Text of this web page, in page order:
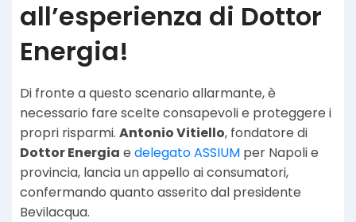
all’esperienza di Dottor
Energia!
Di fronte a questo scenario allarmante, è
necessario fare scelte consapevoli e proteggere i
propri risparmi. Antonio Vitiello, fondatore di
Dottor Energia e delegato ASSIUM per Napoli e
provincia, lancia un appello ai consumatori,
confermando quanto asserito dal presidente
Bevilacqua.